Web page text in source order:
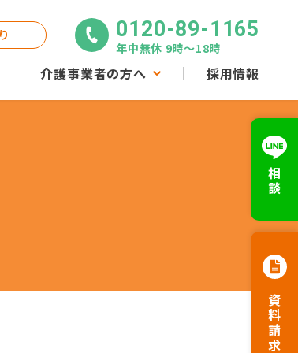
介護事業者の方へ 採用情報
0120-89-1165
年中無休 9時〜18時
相談
資料請求